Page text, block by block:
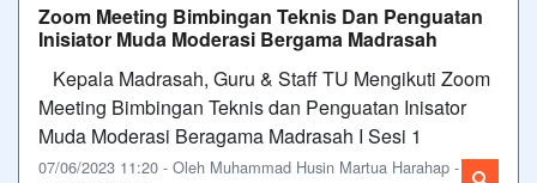
Zoom Meeting Bimbingan Teknis Dan Penguatan
Inisiator Muda Moderasi Bergama Madrasah
Kepala Madrasah, Guru & Staff TU Mengikuti Zoom
Meeting Bimbingan Teknis dan Penguatan Inisator
Muda Moderasi Beragama Madrasah I Sesi 1
07/06/2023 11:20 - Oleh Muhammad Husin Martua Harahap -